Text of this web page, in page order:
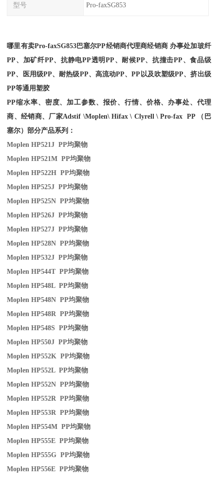
型号 Pro-faxSG853
哪里有卖Pro-faxSG853巴塞尔PP经销商代理商经销商 办事处加玻纤
PP、加矿纤PP、抗静电PP透明PP、耐候PP、抗撞击PP、食品级
PP、医用级PP、耐热级PP、高流动PP、PP以及吹塑级PP、挤出级
PP等通用塑胶
PP缩水率、密度、加工参数、报价、行情、价格、办事处、代理
商、经销商、厂家Adstif \Moplen\ Hifax \ Clyrell \ Pro-fax PP （巴
塞尔）部分产品系列：
Moplen HP521J PP均聚物
Moplen HP521M PP均聚物
Moplen HP522H PP均聚物
Moplen HP525J PP均聚物
Moplen HP525N PP均聚物
Moplen HP526J PP均聚物
Moplen HP527J PP均聚物
Moplen HP528N PP均聚物
Moplen HP532J PP均聚物
Moplen HP544T PP均聚物
Moplen HP548L PP均聚物
Moplen HP548N PP均聚物
Moplen HP548R PP均聚物
Moplen HP548S PP均聚物
Moplen HP550J PP均聚物
Moplen HP552K PP均聚物
Moplen HP552L PP均聚物
Moplen HP552N PP均聚物
Moplen HP552R PP均聚物
Moplen HP553R PP均聚物
Moplen HP554M PP均聚物
Moplen HP555E PP均聚物
Moplen HP555G PP均聚物
Moplen HP556E PP均聚物